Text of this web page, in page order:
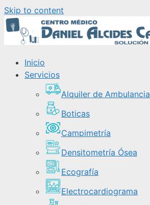
Skip to content
Inicio
Servicios
Alquiler de Ambulancia
Boticas
Campimetría
Densitometría Ósea
Ecografía
Electrocardiograma